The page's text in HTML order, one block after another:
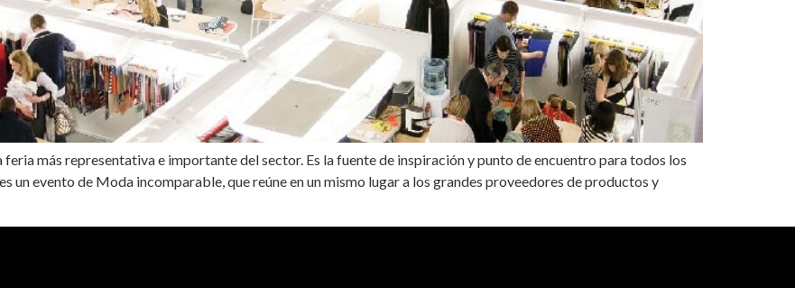
más representativa e importante del sector. Es la fuente de inspiración y punto de encuentro para todos los
un evento de Moda incomparable, que reúne en un mismo lugar a los grandes proveedores de productos y